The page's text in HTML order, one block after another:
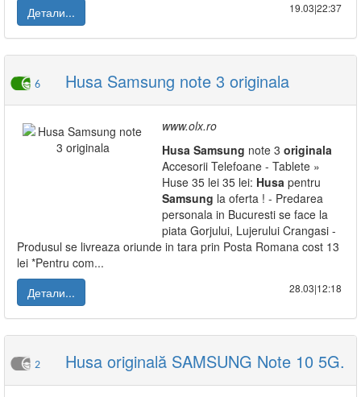
Детали...
19.03|22:37
6 Husa Samsung note 3 originala
www.olx.ro
Husa Samsung note 3 originala
Accesorii Telefoane - Tablete »
Huse 35 lei 35 lei: Husa pentru
Samsung la oferta ! - Predarea
personala in Bucuresti se face la
piata Gorjului, Lujerului Crangasi -
Produsul se livreaza oriunde in tara prin Posta Romana cost 13
lei *Pentru com...
Детали...
28.03|12:18
2 Husa originală SAMSUNG Note 10 5G.